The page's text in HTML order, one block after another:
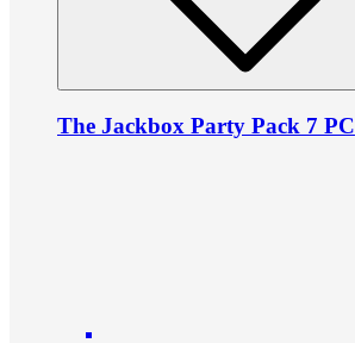
The Jackbox Party Pack 7 PC